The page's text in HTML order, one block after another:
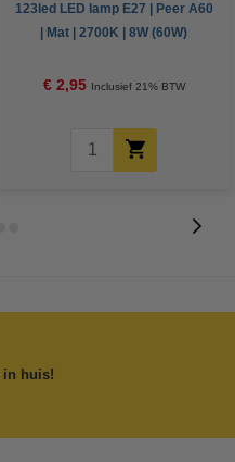
123led LED lamp E27 | Peer A60
| Mat | 2700K | 8W (60W)
€ 2,95 Inclusief 21% BTW
in huis!